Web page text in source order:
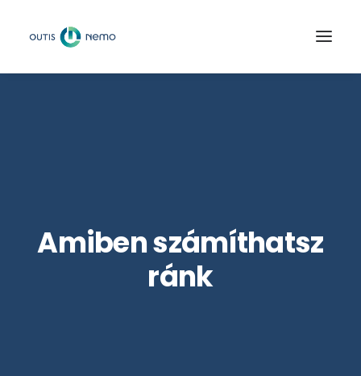
Amiben számíthatsz
ránk